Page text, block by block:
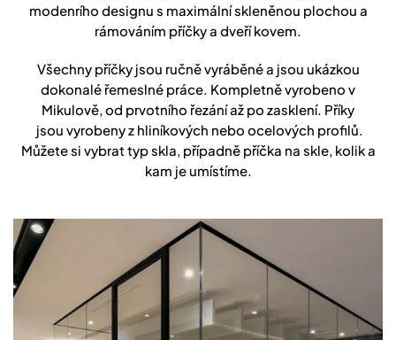
modenrího designu s maximální skleněnou plochou a
rámováním příčky a dveří kovem.
Všechny příčky jsou ručně vyráběné a jsou ukázkou
dokonalé řemeslné práce. Kompletně vyrobeno v
Mikulově, od prvotního řezání až po zasklení. Příky
jsou vyrobeny z hliníkových nebo ocelových profilů.
Můžete si vybrat typ skla, případně příčka na skle, kolik a
kam je umístíme.